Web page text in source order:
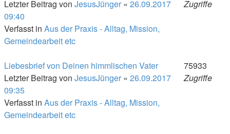
Letzter Beitrag von JesusJünger « 26.09.2017
09:40
Verfasst in Aus der Praxis - Alltag, Mission,
Gemeindearbeit etc
Zugriffe
Liebesbrief von Deinen himmlischen Vater
Letzter Beitrag von JesusJünger « 26.09.2017
09:35
Verfasst in Aus der Praxis - Alltag, Mission,
Gemeindearbeit etc
75933
Zugriffe